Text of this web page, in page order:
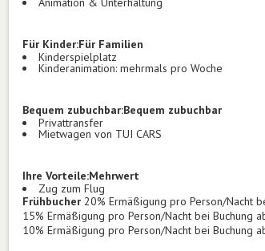
Für Kinder:Für Familien
Kinderspielplatz
Kinderanimation: mehrmals pro Woche
Bequem zubuchbar:Bequem zubuchbar
Privattransfer
Mietwagen von TUI CARS
Ihre Vorteile:Mehrwert
Zug zum Flug
Frühbucher 20% Ermäßigung pro Person/Nacht
15% Ermäßigung pro Person/Nacht bei Buchung
10% Ermäßigung pro Person/Nacht bei Buchung